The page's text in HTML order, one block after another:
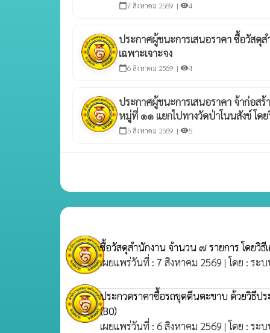
calendar_today7 สิงหาคม 2569 | visibility4
ประกาศผู้ชนะการเสนอราคา ซื้อวัสดุ
เฉพาะเจาะจง
calendar_today6 สิงหาคม 2569 | visibility4
ประกาศผู้ชนะการเสนอราคา จ้าก่อส
หมู่ที่ ๑๑ แยกไปทางวัดป่าโนนสังข์ โดย
calendar_today5 สิงหาคม 2569 | visibility5
ซื้อวัสดุสำนักงาน จำนวน ๗ รายการ โดยวิธี
เผยแพร่วันที่ : 7 สิงหาคม 2569 | โดย : ระ
ประกวดราคาซื้อรถขุดตีนตะขาบ ด้วยวิธีป
(B0)
เผยแพร่วันที่ : 6 สิงหาคม 2569 | โดย : ระ